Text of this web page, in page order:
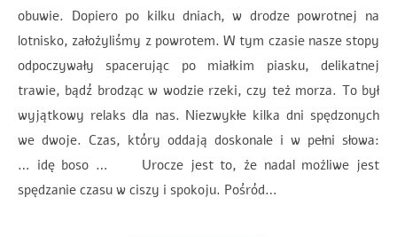
obuwie. Dopiero po kilku dniach, w drodze powrotnej na
lotnisko, założyliśmy z powrotem. W tym czasie nasze stopy
odpoczywały spacerując po miałkim piasku, delikatnej
trawie, bądź brodząc w wodzie rzeki, czy też morza. To był
wyjątkowy relaks dla nas. Niezwykłe kilka dni spędzonych
we dwoje. Czas, który oddają doskonale i w pełni słowa:
… idę boso … Urocze jest to, że nadal możliwe jest
spędzanie czasu w ciszy i spokoju. Pośród…